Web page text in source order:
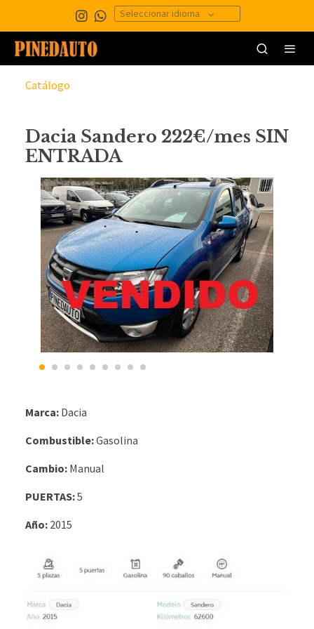
Seleccionar idioma
Catálogo
Dacia Sandero 222€/mes SIN
ENTRADA
Marca: Dacia
Combustible:Gasolina
Cambio: Manual
PUERTAS:5
Año: 2015